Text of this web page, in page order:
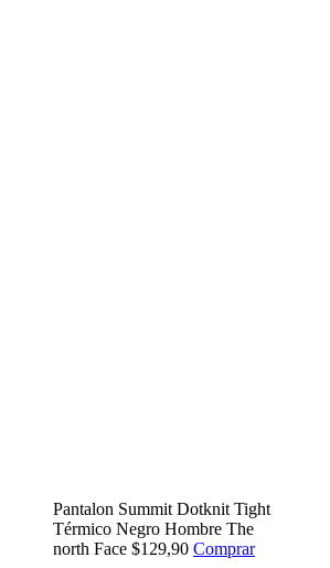
Pantalon Summit Dotknit Tight
Térmico Negro Hombre The
north Face $129,90 Comprar